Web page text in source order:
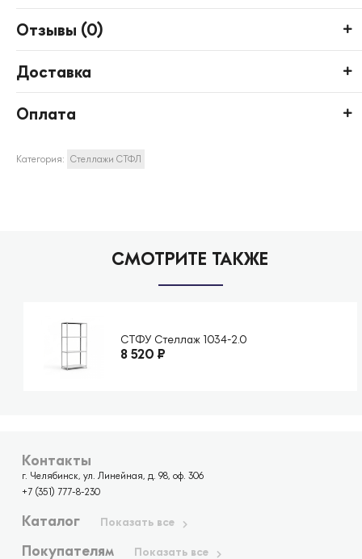
Отзывы (0)
Доставка
Оплата
Категория: Стеллажи СТФЛ
СМОТРИТЕ ТАКЖЕ
СТФУ Стеллаж 1034-2.0
8 520₽
Контакты
г. Челябинск, ул. Линейная, д. 98, оф. 306
+7 (351) 777-8-230
Каталог Показать все
Покупателям Показать все